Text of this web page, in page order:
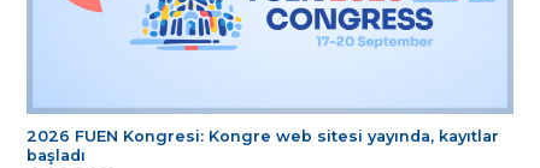
2026 FUEN Kongresi: Kongre web sitesi yayında, kayıtlar
başladı